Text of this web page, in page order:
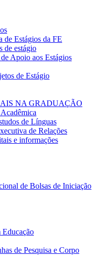
de Estágios da FE
de estágio
Apoio aos Estágios
de Estágio
NA GRADUAÇÃO
de Línguas
de Relações
e informações
de Bolsas de Iniciação
Educação
de Pesquisa e Corpo